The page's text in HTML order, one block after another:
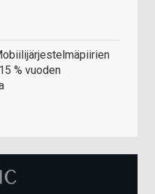
% vuoden